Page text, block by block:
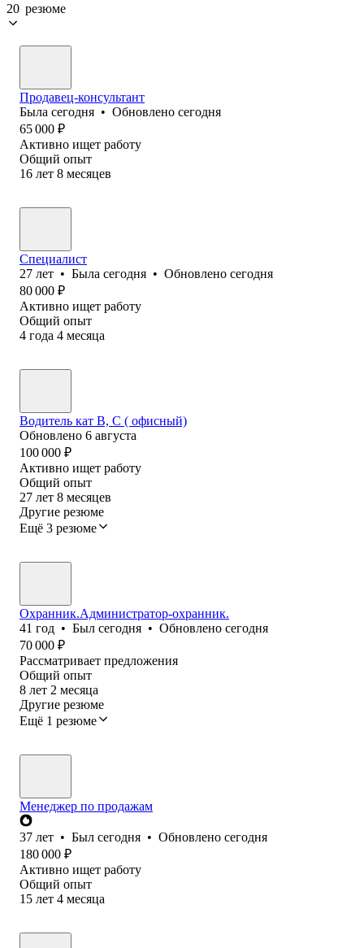
20 резюме
Продавец-консультант
Была сегодня • Обновлено сегодня
65 000 ₽
Активно ищет работу
Общий опыт
16 лет 8 месяцев
Специалист
27 лет • Была сегодня • Обновлено сегодня
80 000 ₽
Активно ищет работу
Общий опыт
4 года 4 месяца
Водитель кат В, С ( офисный)
Обновлено 6 августа
100 000 ₽
Активно ищет работу
Общий опыт
27 лет 8 месяцев
Другие резюме
Ещё 3 резюме
Охранник.Администратор-охранник.
41 год • Был сегодня • Обновлено сегодня
70 000 ₽
Рассматривает предложения
Общий опыт
8 лет 2 месяца
Другие резюме
Ещё 1 резюме
Менеджер по продажам
37 лет • Был сегодня • Обновлено сегодня
180 000 ₽
Активно ищет работу
Общий опыт
15 лет 4 месяца